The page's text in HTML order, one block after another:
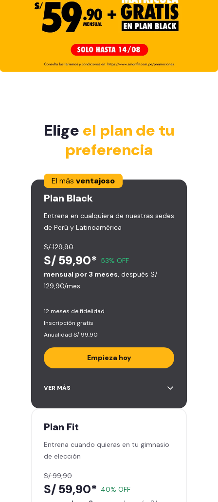
Elige el plan de tu
preferencia
El más ventajoso
Plan Black
Entrena en cualquiera de nuestras sedes
de Perú y Latinoamérica
S/ 129,90
S/ 59,90* 53% OFF
mensual por 3 meses , después S/
129,90/mes
12 meses de fidelidad
Inscripción gratis
Anualidad S/ 99,90
Empieza hoy
Entrena en todos los gimnasios de
(+2.000)
de peso libre e integrado -
Máquinas, pesas, discos y barras
Clases grupales con profesores -
Smart Fit App - Tu plan de
entrenamiento personalizado
VER MÁS
Plan Fit
Entrena cuando quieras en tu gimnasio
de elección
S/ 99,90
S/ 59,90* 40% OFF